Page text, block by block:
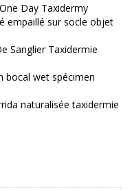
Day Taxidermy
empaillé sur socle objet
Sanglier Taxidermie
bocal wet spécimen
naturalisée taxidermie